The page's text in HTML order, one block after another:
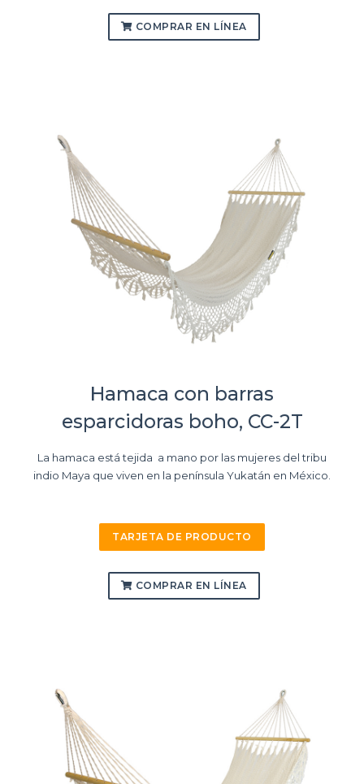
COMPRAR EN LÍNEA
Hamaca con barras
esparcidoras boho, CC-2T
La hamaca está tejida a mano por las mujeres del tribu
indio Maya que viven en la península Yukatán en México.
TARJETA DE PRODUCTO
COMPRAR EN LÍNEA